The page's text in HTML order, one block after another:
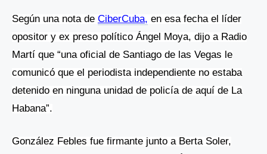
Según una nota de CiberCuba, en esa fecha el líder
opositor y ex preso político Ángel Moya, dijo a Radio
Martí que “una oficial de Santiago de las Vegas le
comunicó que el periodista independiente no estaba
detenido en ninguna unidad de policía de aquí de La
Habana”.
González Febles fue firmante junto a Berta Soler,